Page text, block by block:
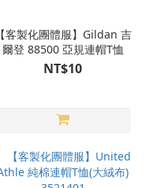
【客製化團體服】Gildan 吉
爾登 88500 亞規連帽T恤
NT$10